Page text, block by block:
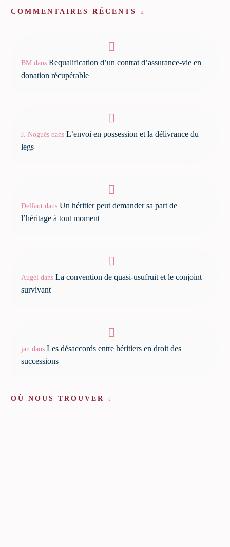
COMMENTAIRES RÉCENTS
BM dans Requalification d’un contrat d’assurance-vie en
donation récupérable
J. Noguès dans L’envoi en possession et la délivrance du
legs
Delfaut dans Un héritier peut demander sa part de
l’héritage à tout moment
Augel dans La convention de quasi-usufruit et le conjoint
survivant
jan dans Les désaccords entre héritiers en droit des
successions
OÙ NOUS TROUVER